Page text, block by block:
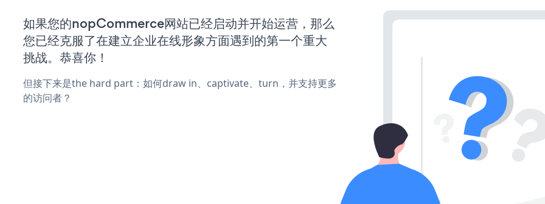
如果您的nopCommerce网站已经启动并开始运营，那么
您已经克服了在建立企业在线形象方面遇到的第一个重大
挑战。恭喜你！
但接下来是the hard part：如何draw in、captivate、turn，并支持更多
的访问者？